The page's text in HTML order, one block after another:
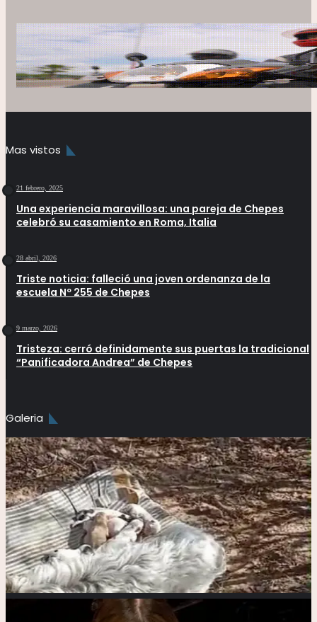
Mas vistos
21 febrero, 2025
Una experiencia maravillosa: una pareja de Chepes
celebró su casamiento en Roma, Italia
28 abril, 2026
Triste noticia: falleció una joven ordenanza de la
escuela Nº 255 de Chepes
9 marzo, 2026
Tristeza: cerró definidamente sus puertas la tradicional
“Panificadora Andrea” de Chepes
Galeria